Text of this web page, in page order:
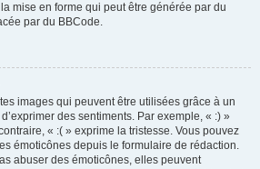
mise en forme qui peut être générée par du
par du BBCode.
images qui peuvent être utilisées grâce à un
des sentiments. Par exemple, « :) »
« :( » exprime la tristesse. Vous pouvez
émoticônes depuis le formulaire de rédaction.
abuser des émoticônes, elles peuvent